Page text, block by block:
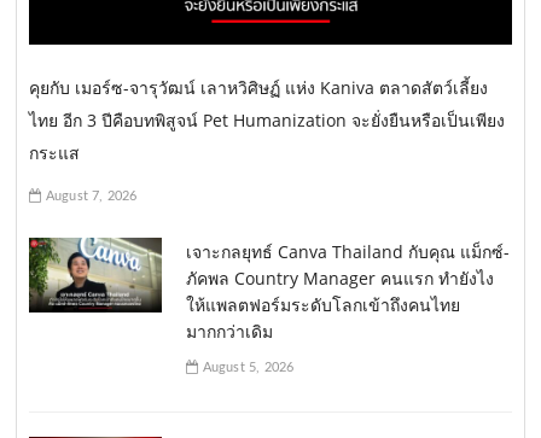
คุยกับ เมอร์ซ-จารุวัฒน์ เลาหวิศิษฏ์ แห่ง Kaniva ตลาดสัตว์เลี้ยง
ไทย อีก 3 ปีคือบทพิสูจน์ Pet Humanization จะยั่งยืนหรือเป็นเพียง
กระแส
August 7, 2026
เจาะกลยุทธ์ Canva Thailand กับคุณ แม็กซ์-
ภัคพล Country Manager คนแรก ทำยังไง
ให้แพลตฟอร์มระดับโลกเข้าถึงคนไทย
มากกว่าเดิม
August 5, 2026